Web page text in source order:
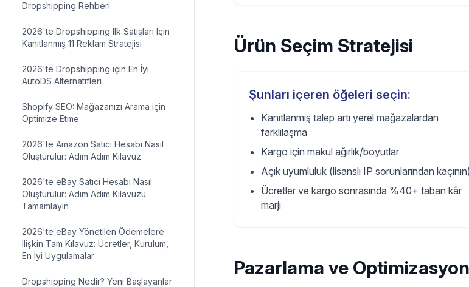
Dropshipping Rehberi
2026'te Dropshipping İlk Satışları İçin
Kanıtlanmış 11 Reklam Stratejisi
2026'te Dropshipping için En İyi
AutoDS Alternatifleri
Shopify SEO: Mağazanızı Arama için
Optimize Etme
2026'te Amazon Satıcı Hesabı Nasıl
Oluşturulur: Adım Adım Kılavuz
2026'te eBay Satıcı Hesabı Nasıl
Oluşturulur: Adım Adım Kılavuzu
Tamamlayın
2026'te eBay Yönetilen Ödemelere
İlişkin Tam Kılavuz: Ücretler, Kurulum,
En İyi Uygulamalar
Dropshipping Nedir? Yeni Başlayanlar
Ürün Seçim Stratejisi
Şunları içeren öğeleri seçin:
Kanıtlanmış talep artı yerel mağazalardan
farklılaşma
Kargo için makul ağırlık/boyutlar
Açık uyumluluk (lisanslı IP sorunlarından kaçının)
Ücretler ve kargo sonrasında %40+ taban kâr
marjı
Pazarlama ve